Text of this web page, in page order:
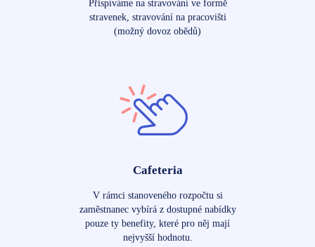
Přispíváme na stravování ve formě
stravenek, stravování na pracovišti
(možný dovoz obědů)
Cafeteria
V rámci stanoveného rozpočtu si
zaměstnanec vybírá z dostupné nabídky
pouze ty benefity, které pro něj mají
nejvyšší hodnotu.